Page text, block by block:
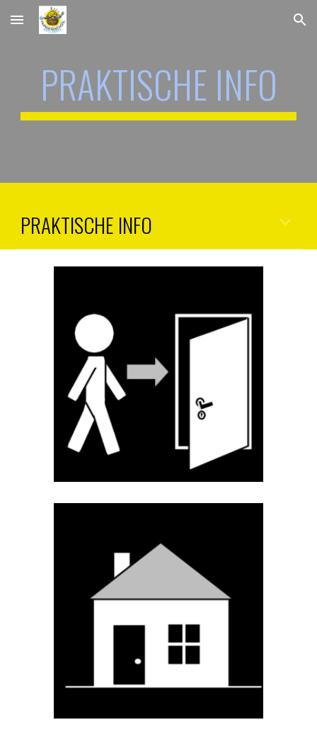
Skip to main content Skip to navigation
PRAKTISCHE INFO
PRAKTISCHE INFO